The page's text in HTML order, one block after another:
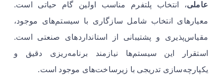
عاملی، انتخاب پلتفرم مناسب اولین گام حیاتی است.
معیارهای انتخاب شامل سازگاری با سیستم‌های موجود،
مقیاس‌پذیری و پشتیبانی از استانداردهای صنعتی است.
استقرار این سیستم‌ها نیازمند برنامه‌ریزی دقیق و
یکپارچه‌سازی تدریجی با زیرساخت‌های موجود است.